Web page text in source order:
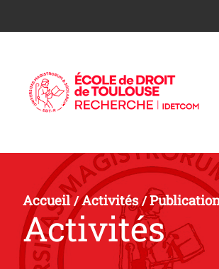
Accueil/Activités/
Activités